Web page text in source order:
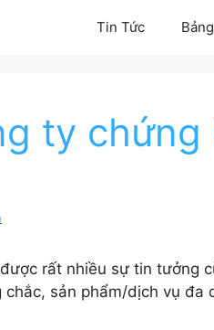
Tin Tức
ty chứng
rất nhiều sự tin tưởng
sản phẩm/dịch vụ đa